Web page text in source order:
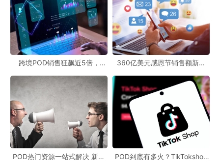
部分卖家尝试通过主体变更至香港公司规避数据报送，但此举存在
多重风险：
平台审核风险：易触发亚马逊二次验证，导致账户冻结
政策风险：处于监管风口浪尖，可能被税务机关重点约谈
架构风险：“赛维模式”中空壳香港公司与境内实体的数据差异，易引
发CRS机制下的税务稽查
专业观点：在共同申报准则（CRS）框架下，境内税务机关可获取
跨境POD销售狂飙近5倍，
360亿美元感恩节销售额新纪
新风潮！
POD热门资源一站式解决 新手
POD到底有多火？TikTokshop